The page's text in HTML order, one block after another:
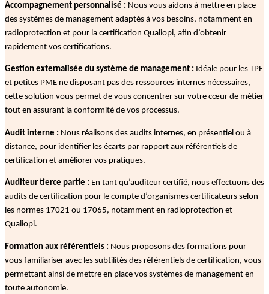
Accompagnement personnalisé : Nous vous aidons à mettre en place
des systèmes de management adaptés à vos besoins, notamment en
radioprotection et pour la certification Qualiopi, afin d’obtenir
rapidement vos certifications.
Gestion externalisée du système de management : Idéale pour les TPE
et petites PME ne disposant pas des ressources internes nécessaires,
cette solution vous permet de vous concentrer sur votre cœur de métier
tout en assurant la conformité de vos processus.
Audit interne : Nous réalisons des audits internes, en présentiel ou à
distance, pour identifier les écarts par rapport aux référentiels de
certification et améliorer vos pratiques.
Auditeur tierce partie : En tant qu’auditeur certifié, nous effectuons des
audits de certification pour le compte d’organismes certificateurs selon
les normes 17021 ou 17065, notamment en radioprotection et
Qualiopi.
Formation aux référentiels : Nous proposons des formations pour
vous familiariser avec les subtilités des référentiels de certification, vous
permettant ainsi de mettre en place vos systèmes de management en
toute autonomie.